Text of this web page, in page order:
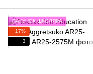
ПАКУНОК ШКОЛЯРА
−17%
3